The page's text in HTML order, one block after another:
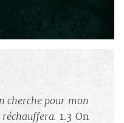
cherche pour mon
réchauffera.1.3 On